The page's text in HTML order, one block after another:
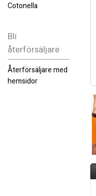
Cotonella
Bli
återförsäljare
Återförsäljare med
hemsidor